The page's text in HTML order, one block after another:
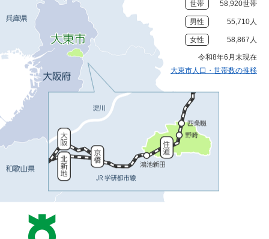
世帯 58,920世帯
男性 55,710人
女性 58,867人
令和8年6月末現在
大東市人口・世帯数の推移